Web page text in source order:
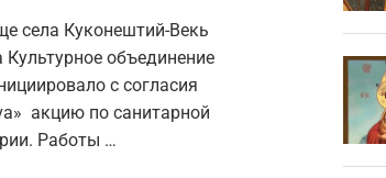
села Куконештий-Векь
Культурное объединение
с согласия
акцию по санитарной
Работы …